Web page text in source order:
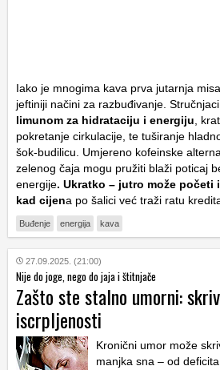
Iako je mnogima kava prva jutarnja
jeftiniji načini za razbuđivanje.
limunom za hidrataciju i energiju ,
pokretanje cirkulacije, te tuširanje
šok-budilicu. Umjereno kofeinske
zelenog čaja mogu pružiti blaži poticaj
energije. Ukratko – jutro može početi
kad cijena po šalici već traži ratu
Buđenje energija kava
27.09.2025. (21:00)
Nije do joge, nego do jaja i štitnjače
Zašto ste stalno umorni:
iscrpljenosti
Kronični umor može
manjka sna – od